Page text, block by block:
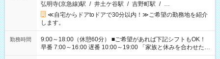
弘明寺(京急線)駅 / 井土ケ谷駅 / 吉野町駅 / …
≪自宅からドアtoドアで30分以内！≫ご希望の勤務地を紹介
します。
勤務時間
9:00～18:00（休憩60分） ■ご希望があれば下記シフトもOK！
早番 7:00～16:00 遅番 10:00～19:00 「家族と休みを合わせた
い」 「余裕を持って夕飯の準備がしたい」 「できれば残業はし